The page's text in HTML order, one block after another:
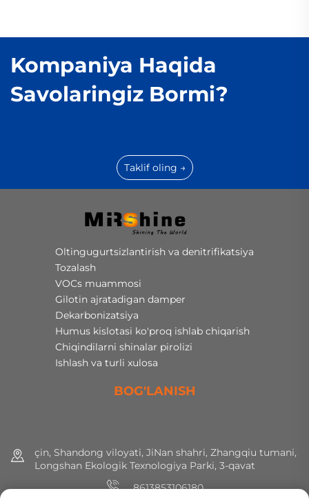
Kompaniya Haqida
Savolaringiz Bormi?
Taklif oling →
Oltingugurtsizlantirish va denitrifikatsiya
Tozalash
VOCs muammosi
Gilotin ajratadigan damper
Dekarbonizatsiya
Humus kislotasi ko'proq ishlab chiqarish
Chiqindilarni shinalar pirolizi
Ishlash va turli xulosa
BOG'LANISH
çin, Shandong viloyati, JiNan shahri, Zhangqiu tumani,
Longshan Ekologik Texnologiya Parki, 3-qavat
8613853106180